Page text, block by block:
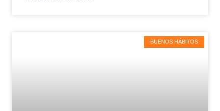
BUENOS HÁBITOS